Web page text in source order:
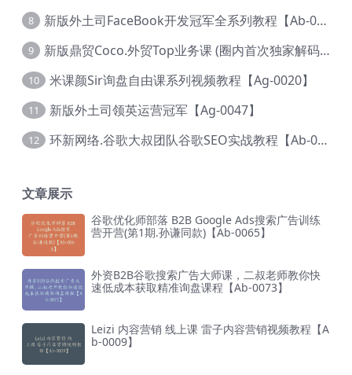
8 新版外土司FaceBook开发冠军全系列教程【Ab-0021】
9 新版鼎贸Coco.外贸Top业务课 (圈内首次独家解码|460节课)【Ag-0091】
10 米课颜Sir询盘自由课系列视频教程【Ag-0020】
11 新版外土司领英运营冠军【Ag-0047】
12 环新网络.谷歌大叔团队谷歌SEO实战教程【Ab-0024】
文章展示
谷歌优化师部落 B2B Google Ads搜索广告训练
营开营(第1期.孙谦同款)【Ab-0065】
外资B2B谷歌搜索广告大师课，二叔老师教你快
速低成本获取精准询盘课程【Ab-0073】
Leizi 内容营销 线上课 雷子内容营销视频教程【A
b-0009】